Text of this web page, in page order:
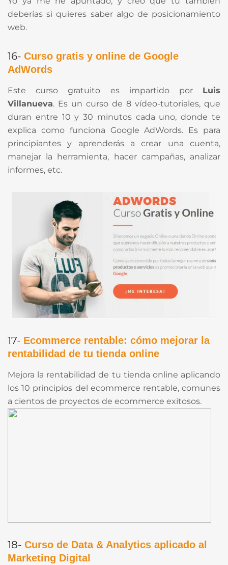
deberías si quieres saber algo de posicionamiento
web.
16- Curso gratis y online de Google
AdWords
Este curso gratuito es impartido por Luis
Villanueva. Es un curso de 8 vídeo-tutoriales, que
duran entre 10 y 30 minutos cada uno, donde te
explica como funciona Google AdWords. Es para
principiantes y aprenderás a crear una cuenta,
manejar la herramienta, hacer campañas, analizar
informes, etc.
17- Ecommerce rentable: cómo mejorar la
rentabilidad de tu tienda online
Mejora la rentabilidad de tu tienda online aplicando
los 10 principios del ecommerce rentable, comunes
a cientos de proyectos de ecommerce exitosos.
18- Curso de Data & Analytics aplicado al
Marketing Digital